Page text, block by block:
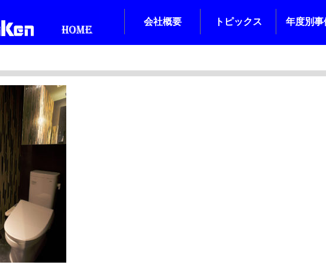
会社概要 トピックス 年度別事